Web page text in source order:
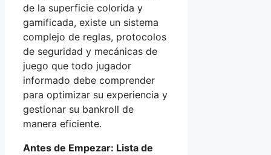
de la superficie colorida y
gamificada, existe un sistema
complejo de reglas, protocolos
de seguridad y mecánicas de
juego que todo jugador
informado debe comprender
para optimizar su experiencia y
gestionar su bankroll de
manera eficiente.
Antes de Empezar: Lista de